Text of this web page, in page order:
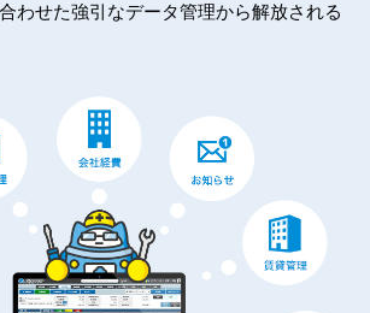
わせた強引なデータ管理から解放される